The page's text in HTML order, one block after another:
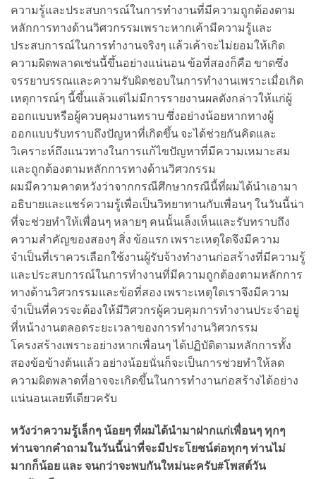
ความรู้และประสบการณ์ในการทำงานที่มีความถูกต้องตาม
หลักการทางด้านวิศวกรรมเพราะหากเค้ามีความรู้และ
ประสบการณ์ในการทำงานจริงๆ แล้วเค้าจะไม่ยอมให้เกิด
ความผิดพลาดเช่นนี้ขึ้นอย่างแน่นอน ข้อที่สองก็คือ ขาดซึ่ง
จรรยาบรรณและความรับผิดชอบในการทำงานเพราะเมื่อเกิด
เหตุการณ์ๆ นี้ขึ้นแล้วแต่ไม่มีการรายงานผลดังกล่าวให้แก่ผู้
ออกแบบหรือผู้ควบคุมงานทราบ ซึ่งอย่างน้อยหากทางผู้
ออกแบบรับทราบถึงปัญหาที่เกิดขึ้น จะได้ช่วยกันคิดและ
วิเคราะห์ถึงแนวทางในการแก้ไขปัญหาที่มีความเหมาะสม
และถูกต้องตามหลักการทางด้านวิศวกรรม
ผมมีความคาดหวังว่าจากกรณีศึกษากรณีนี้ที่ผมได้นำเอามา
อธิบายและแชร์ความรู้เพื่อเป็นวิทยาทานกับเพื่อนๆ ในวันนี้น่า
ที่จะช่วยทำให้เพื่อนๆ หลายๆ คนนั้นเล็งเห็นและรับทราบถึง
ความสำคัญของสองๆ สิ่ง ข้อแรก เพราะเหตุใดจึงมีความ
จำเป็นที่เราควรเลือกใช้งานผู้รับจ้างทำงานก่อสร้างที่มีความรู้
และประสบการณ์ในการทำงานที่มีความถูกต้องตามหลักการ
ทางด้านวิศวกรรมและข้อที่สอง เพราะเหตุใดเราจึงมีความ
จำเป็นที่ควรจะต้องให้มีวิศวกรผู้ควบคุมการทำงานประจำอยู่
ที่หน้างานตลอดระยะเวลาของการทำงานวิศวกรรม
โครงสร้างเพราะอย่างหากเพื่อนๆ ได้ปฏิบัติตามหลักการทั้ง
สองข้อข้างต้นแล้ว อย่างน้อยนั่นก็จะเป็นการช่วยทำให้ลด
ความผิดพลาดที่อาจจะเกิดขึ้นในการทำงานก่อสร้างได้อย่าง
แน่นอนเลยทีเดียวครับ
หวังว่าความรู้เล็กๆ น้อยๆ ที่ผมได้นำมาฝากแก่เพื่อนๆ ทุกๆ
ท่านจากคำถามในวันนี้น่าที่จะมีประโยชน์ต่อทุกๆ ท่านไม่
มากก็น้อย และ จนกว่าจะพบกันใหม่นะครับ#โพสต์วัน